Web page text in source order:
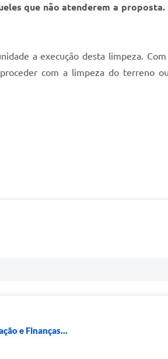
que não atenderem a proposta.
a execução desta limpeza.
com a limpeza do terreno
e Finanças...